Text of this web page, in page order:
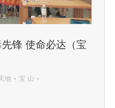
先锋 使命必达（宝
地
宝 山